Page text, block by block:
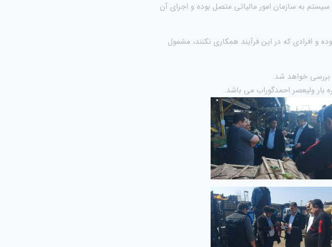
سیستم به سازمان امور مالیاتی متصل بوده و اجرای آن
و افرادی که در این فرآیند همکاری نکنند، مشمول
بررسی خواهد شد.
بار ولیعصر احمدگوراب می باشد.